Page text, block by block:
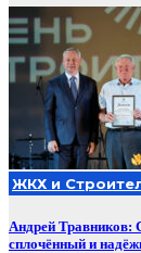
ЖКХ и
Андрей Травников:
сплочённый и